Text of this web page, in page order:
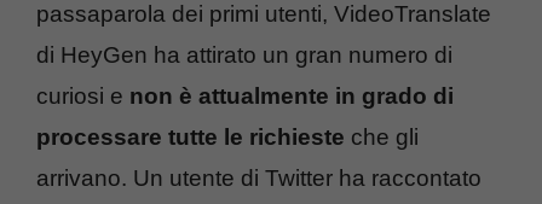
passaparola dei primi utenti, VideoTranslate
di HeyGen ha attirato un gran numero di
curiosi e non è attualmente in grado di
processare tutte le richieste che gli
arrivano. Un utente di Twitter ha raccontato